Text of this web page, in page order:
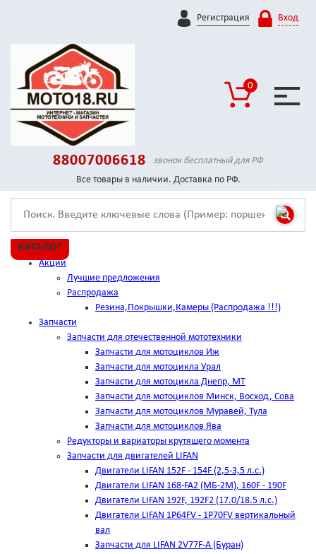
Регистрация Вход
0
88007006618
звонок бесплатный для РФ
Все товары в наличии. Доставка по РФ.
КАТАЛОГ
Акции
Лучшие предложения
Распродажа
Резина,Покрышки,Камеры (Распродажа !!!)
Запчасти
Запчасти для отечественной мототехники
Запчасти для мотоциклов Иж
Запчасти для мотоцикла Урал
Запчасти для мотоцикла Днепр, МТ
Запчасти для мотоциклов Минск, Восход, Сова
Запчасти для мотоциклов Муравей, Тула
Запчасти для мотоциклов Ява
Редукторы и вариаторы крутящего момента
Запчасти для двигателей LIFAN
Двигатели LIFAN 152F - 154F (2,5-3,5 л.с.)
Двигатели LIFAN 168-FA2 (МБ-2М), 160F - 190F
Двигатели LIFAN 192F, 192F2 (17.0/18.5 л.с.)
Двигатели LIFAN 1Р64FV - 1Р70FV вертикальный
вал
Запчасти для LIFAN 2V77F-A (Буран)